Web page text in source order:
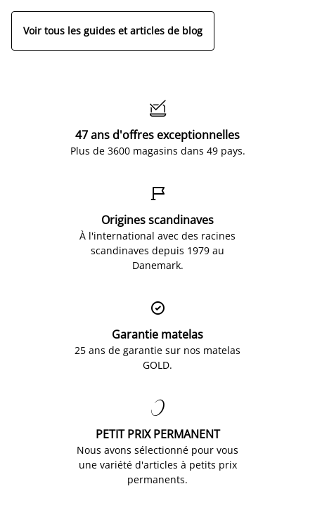
Voir tous les guides et articles de blog

47 ans d'offres exceptionnelles
Plus de 3600 magasins dans 49 pays.

Origines scandinaves
À l'international avec des racines
scandinaves depuis 1979 au
Danemark.

Garantie matelas
25 ans de garantie sur nos matelas
GOLD.

PETIT PRIX PERMANENT
Nous avons sélectionné pour vous
une variété d'articles à petits prix
permanents.